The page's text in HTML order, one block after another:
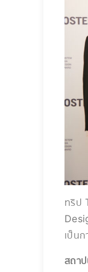
ทริป
เป็น
สถาป